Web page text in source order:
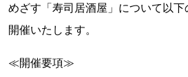
めざす「寿司居酒屋」について以
開催いたします。
≪開催要項≫